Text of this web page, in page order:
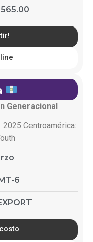
Generacional
2025 Centroamérica:
6